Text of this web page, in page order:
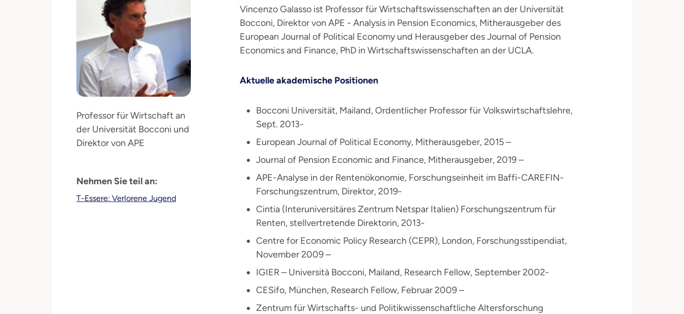
Professor für Wirtschaft an
der Universität Bocconi und
Direktor von APE
Nehmen Sie teil an:
T-Essere: Verlorene Jugend
Vincenzo Galasso ist Professor für Wirtschaftswissenschaften an der Universität
Bocconi, Direktor von APE - Analysis in Pension Economics, Mitherausgeber des
European Journal of Political Economy und Herausgeber des Journal of Pension
Economics and Finance, PhD in Wirtschaftswissenschaften an der UCLA.
Aktuelle akademische Positionen
Bocconi Universität, Mailand, Ordentlicher Professor für Volkswirtschaftslehre,
Sept. 2013-
European Journal of Political Economy, Mitherausgeber, 2015 –
Journal of Pension Economic and Finance, Mitherausgeber, 2019 –
APE-Analyse in der Rentenökonomie, Forschungseinheit im Baffi-CAREFIN-
Forschungszentrum, Direktor, 2019-
Cintia (Interuniversitäres Zentrum Netspar Italien) Forschungszentrum für
Renten, stellvertretende Direktorin, 2013-
Centre for Economic Policy Research (CEPR), London, Forschungsstipendiat,
November 2009 –
IGIER – Università Bocconi, Mailand, Research Fellow, September 2002-
CESifo, München, Research Fellow, Februar 2009 –
Zentrum für Wirtschafts- und Politikwissenschaftliche Altersforschung